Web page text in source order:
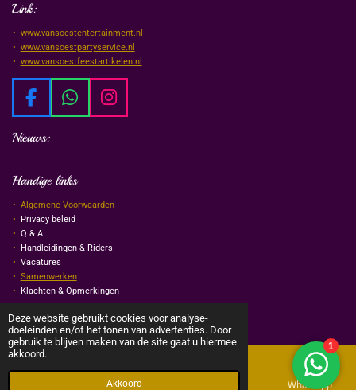
Deze website gebruikt cookies voor analyse-
doeleinden en/of het tonen van advertenties. Door
gebruik te blijven maken van de site gaat u hiermee
akkoord.
Akkoord
Link:
www.vansoestentertainment.nl
www.vansoestpartyservice.nl
www.vansoestfeestartikelen.nl
F
c
b
o
k
W
s
p
I
r
m
Nieuws:
Handige links
Algemene Voorwaarden
Privacy beleid
Q & A
Handleidingen & Riders
Vacatures
Samenwerken
Klachten & Opmerkingen
© Van Soest Events & Entertainment2026
Telefoonnummer WhatsApp